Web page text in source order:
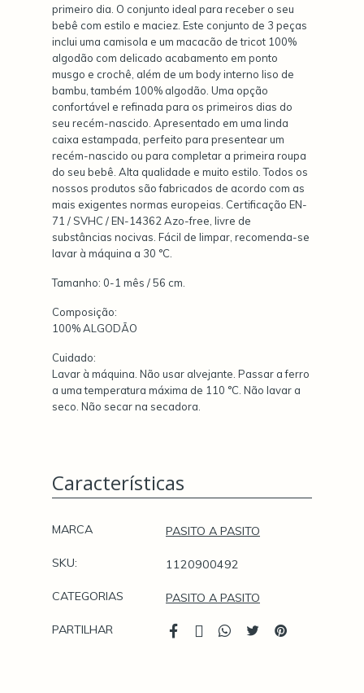
primeiro dia. O conjunto ideal para receber o seu
bebê com estilo e maciez. Este conjunto de 3 peças
inclui uma camisola e um macacão de tricot 100%
algodão com delicado acabamento em ponto
musgo e crochê, além de um body interno liso de
bambu, também 100% algodão. Uma opção
confortável e refinada para os primeiros dias do
seu recém-nascido. Apresentado em uma linda
caixa estampada, perfeito para presentear um
recém-nascido ou para completar a primeira roupa
do seu bebê. Alta qualidade e muito estilo. Todos os
nossos produtos são fabricados de acordo com as
mais exigentes normas europeias. Certificação EN-
71 / SVHC / EN-14362 Azo-free, livre de
substâncias nocivas. Fácil de limpar, recomenda-se
lavar à máquina a 30 °C.
Tamanho: 0-1 mês / 56 cm.
Composição:
100% ALGODÃO
Cuidado:
Lavar à máquina. Não usar alvejante. Passar a ferro
a uma temperatura máxima de 110 °C. Não lavar a
seco. Não secar na secadora.
Características
MARCA PASITO A PASITO
SKU: 1120900492
CATEGORIAS PASITO A PASITO
PARTILHAR